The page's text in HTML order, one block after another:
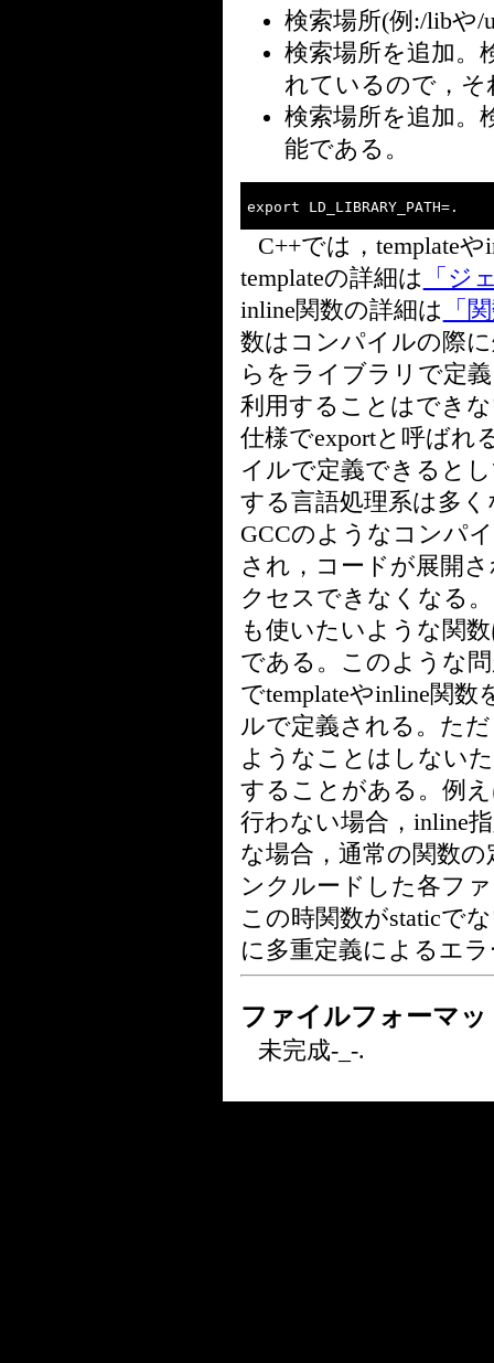
検索場所(例:/libや
検索場所を追加。
れているので，そ
検索場所を追加。
能である。
C++では，template
templateの詳細は
「ジ
inline関数の詳細は
「
数はコンパイルの際
らをライブラリで定
利用することはでき
仕様でexportと呼ばれ
イルで定義できると
する言語処理系は多
GCCのようなコンパ
され，コードが展開
クセスできなくなる
も使いたいような関
である。このような
でtemplateやinline関
ルで定義される。た
ようなことはしない
することがある。例
行わない場合，inline
な場合，通常の関数
ンクルードした各フ
この時関数がstaticで
に多重定義によるエ
ファイルフォーマッ
未完成-_-.